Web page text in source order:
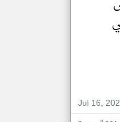
Jul 16,